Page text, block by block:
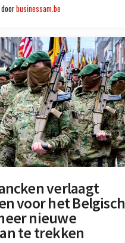
doorbusinessam.be
verlaagt
voor het Belgisch
nieuwe
te trekken